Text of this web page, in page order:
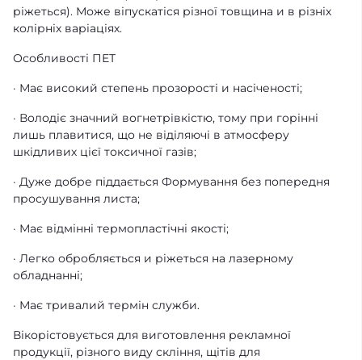
ріжеться). Може віпускатіся різної товщина и в різніх
колірніх варіаціях.
Особливості ПЕТ
· Має високий степень прозорості и насіченості;
· Володіє значний вогнетрівкістю, тому при горінні
лишь плавитися, що не віділяючі в атмосферу
шкідливих цієї токсичної газів;
· Дуже добре піддається Формування без попередня
просушування листа;
· Має відмінні термопластічні якості;
· Легко обробляється и ріжеться на лазерному
обладнанні;
· Має тривалий термін служби.
Вікорістовується для виготовлення рекламної
продукції, різного виду скління, щітів для